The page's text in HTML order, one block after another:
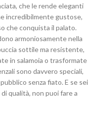
che le rende eleganti
incredibilmente gustose,
che conquista il palato.
armoniosamente nella
sottile ma resistente,
in salamoia o trasformate
sono davvero speciali,
senza fiato. E se sei
qualità, non puoi fare a